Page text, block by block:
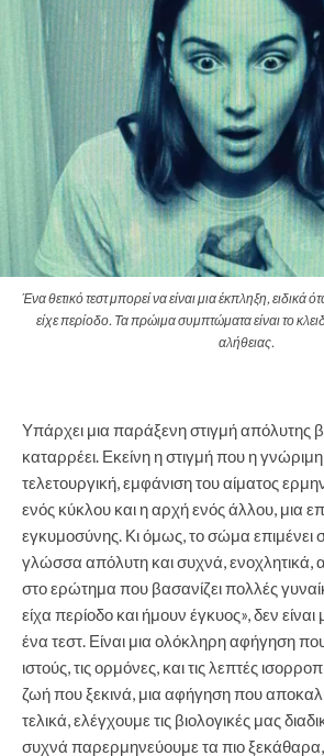
Ένα θετικό τεστ μπορεί να είναι μια έκπληξη, ειδικά
είχε περίοδο. Τα πρώιμα συμπτώματα είναι το
αλήθειας.
Υπάρχει μια παράξενη στιγμή απόλυτης
καταρρέει. Εκείνη η στιγμή που η
τελετουργική, εμφάνιση του αίματος
ενός κύκλου και η αρχή ενός άλλου, μια
εγκυμοσύνης. Κι όμως, το σώμα επιμένει
γλώσσα απόλυτη και συχνά,
στο ερώτημα που βασανίζει πολλές
είχα περίοδο και ήμουν έγκυος», δεν
ένα τεστ. Είναι μια ολόκληρη αφήγηση
ιστούς, τις ορμόνες, και τις λεπτές
ζωή που ξεκινά, μια αφήγηση που
τελικά, ελέγχουμε τις βιολογικές μας
συχνά παρερμηνεύουμε τα πιο ξεκάθαρα,